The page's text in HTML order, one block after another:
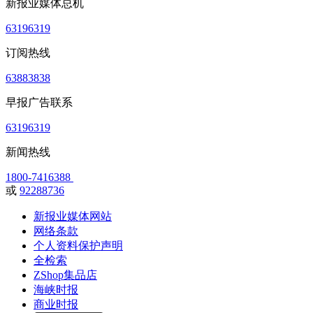
新报业媒体总机
63196319
订阅热线
63883838
早报广告联系
63196319
新闻热线
1800-7416388
或 92288736
新报业媒体网站
网络条款
个人资料保护声明
全检索
ZShop集品店
海峡时报
商业时报